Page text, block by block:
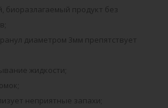
биоразлагаемый продукт без
диаметром 3мм препятствует
жидкости;
неприятные запахи;